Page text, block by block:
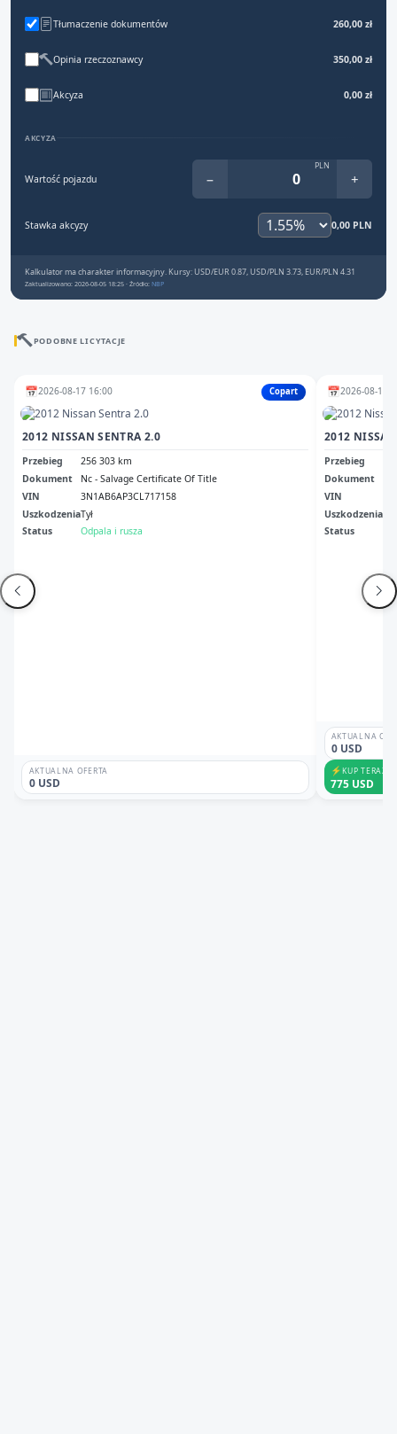
Tłumaczenie dokumentów 260,00 zł
Opinia rzeczoznawcy 350,00 zł
Akcyza 0,00 zł
AKCYZA
Wartość pojazdu −
PLN
+
Stawka akcyzy 0,00 PLN
Kalkulator ma charakter informacyjny. Kursy: USD/EUR 0.87, USD/PLN 3.73, EUR/PLN 4.31
Zaktualizowano: 2026-08-05 18:25 · Źródło: NBP
PODOBNE LICYTACJE
📅2026-08-17 16:00 Copart
2012 NISSAN SENTRA 2.0
Przebieg
256 303 km
Dokument
Nc - Salvage Certificate Of Title
VIN
3N1AB6AP3CL717158
UszkodzeniaTył
Status
Odpala i rusza
AKTUALNA OFERTA
0 USD
📅2026-08-10
2012
Przebieg
Dokument
VIN
Uszkodzenia
Status
AKTUALNA
0 USD
⚡KUP TERAZ
775 USD